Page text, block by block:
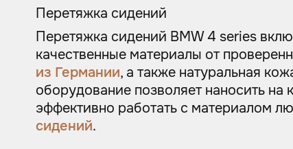
Перетяжка сидений
Перетяжка сидений BMW 4 series
качественные материалы от
из Германии, а также натуральная
оборудование позволяет наносить
эффективно работать с материалом
сидений.